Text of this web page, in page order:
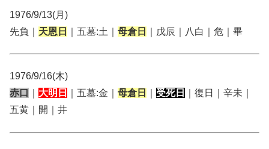
1976/9/13(月)
先負｜ 天恩日 ｜五墓:土｜ 母倉日 ｜戊辰｜八白｜危｜畢
1976/9/16(木)
赤口
大明日 ｜五墓:金｜ 母倉日 受死日
｜復日｜辛未｜
五黄｜開｜井